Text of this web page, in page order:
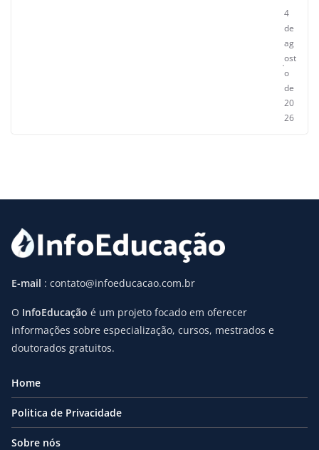
4
de
ag
ost
o
de
20
26
E-mail : contato@infoeducacao.com.br
O InfoEducação é um projeto focado em oferecer
informações sobre especialização, cursos, mestrados e
doutorados gratuitos.
Home
Politica de Privacidade
Sobre nós